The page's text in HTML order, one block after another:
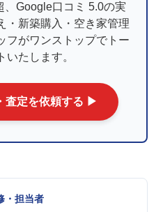
Google口コミ 5.0の実
・新築購入・空き家管理
フがワンストップでトー
いたします。
査定を依頼する ▶︎
・担当者